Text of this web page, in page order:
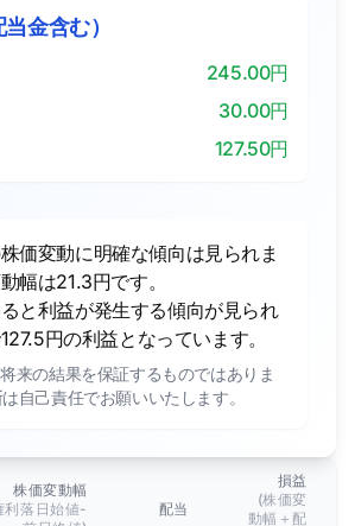
金含む）
245.00円
30.00円
127.50円
価変動に明確な傾向は見られま
幅は21.3円です。
と利益が発生する傾向が見られ
円の利益となっています。
来の結果を保証するものではありま
自己責任でお願いいたします。
株価変動幅
利落日始値-
配当
損益
(株価変
動幅＋配